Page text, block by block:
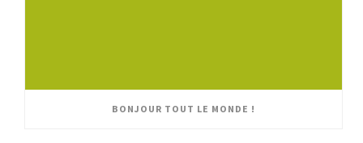
BONJOUR TOUT LE MONDE !